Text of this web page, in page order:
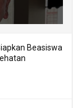
Beasiswa